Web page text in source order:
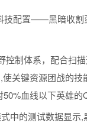
技配置——黑暗收割
控制体系，配合扫
关键资源团战的技
血线以下英雄
中的测试数据显